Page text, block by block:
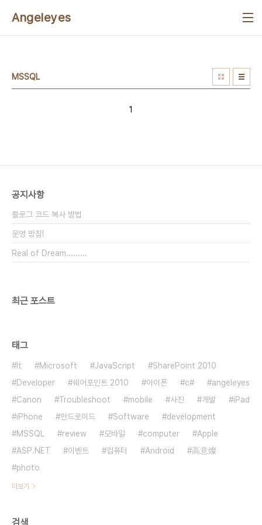
Angeleyes
MSSQL
1
공지사항
블로그 코드 복사 방법
운영 방침!
Real of Dream.........
최근 포스트
태그
It Microsoft JavaScript
SharePoint 2010
Developer
쉐어포인트 2010 아이폰 c#
angeleyes
Canon
Troubleshoot mobile 사진 개발
iPad
iPhone
안드로이드 Software
development
MSSQL
review 모바일 computer
Apple
ASP.NET
이벤트 컴퓨터 Android
高意燦
photo
더보기
검색